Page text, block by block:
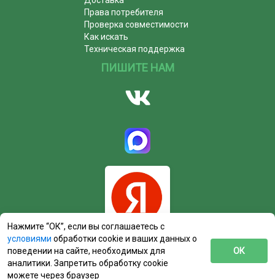
Права потребителя
Проверка совместимости
Как искать
Техническая поддержка
ПИШИТЕ НАМ
Нажмите “ОК”, если вы соглашаетесь с
условиями обработки cookie и ваших данных о
поведении на сайте, необходимых для
аналитики. Запретить обработку cookie
можете через браузер
ОК